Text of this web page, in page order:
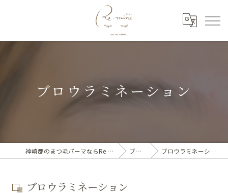
ブロウラミネーション
神崎郡のまつ毛パーマならRe mine ブログ ブロウラミネーション
ブロウラミネーション